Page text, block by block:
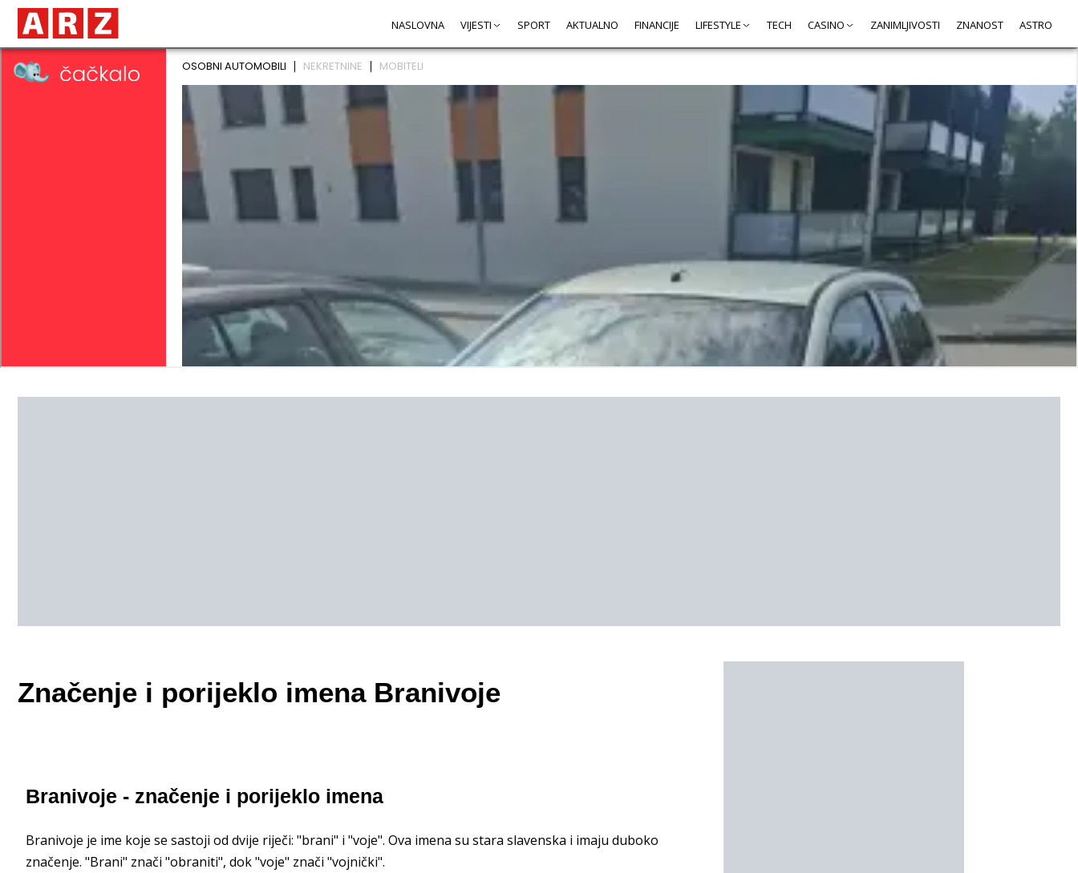
NASLOVNA VIJESTI SPORT AKTUALNO FINANCIJE LIFESTYLE TECH CASINO ZANIMLJIVOSTI ZNANOST ASTRO
Značenje i porijeklo imena Branivoje
Branivoje - značenje i porijeklo imena
Branivoje je ime koje se sastoji od dvije riječi: "brani" i "voje". Ova imena su stara slavenska i imaju duboko
značenje. "Brani" znači "obraniti", dok "voje" znači "vojnički".